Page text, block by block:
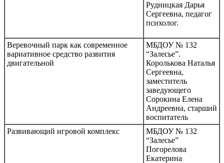
Рудницкая Дарья
Сергеевна, педагог
психолог.
Веревочный парк как современное
вариативное средство развития
двигательной
МБДОУ № 132
“Залесье”.
Королькова Наталья
Сергеевна,
заместитель
заведующего
Сорокина Елена
Андреевна, старший
воспитатель
Развивающий игровой комплекс
МБДОУ № 132
“Залесье”
Погорелова
Екатерина